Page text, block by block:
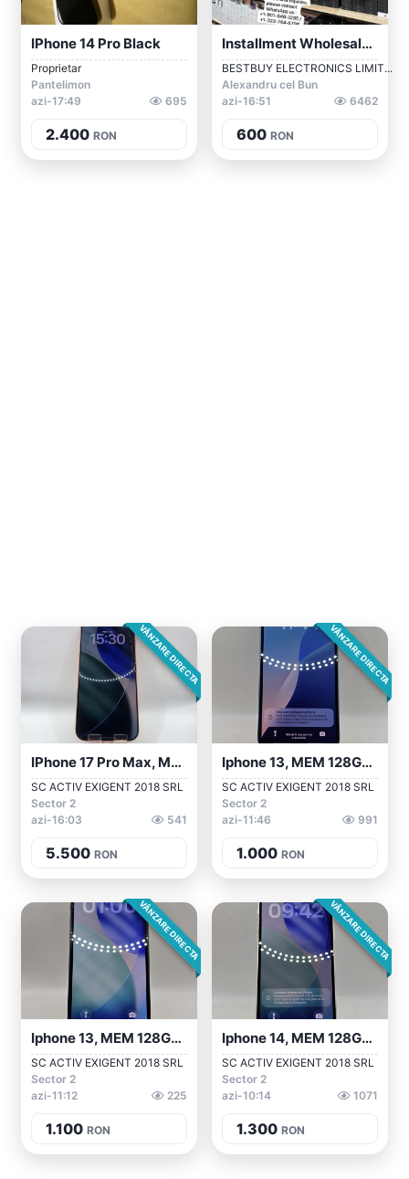
IPhone 14 Pro Black
Proprietar
Pantelimon
azi-17:49
695
2.400 RON
Installment Wholesale Suppliers Of IPhon...
BESTBUY ELECTRONICS LIMIT...
Alexandru cel Bun
azi-16:51
6462
600 RON
VÂNZARE DIRECTA
IPhone 17 Pro Max, Mem 256GB, Ram 12GB,...
SC ACTIV EXIGENT 2018 SRL
Sector 2
azi-16:03
541
5.500 RON
VÂNZARE DIRECTA
Iphone 13, MEM 128GB, RAM 4GB, Blue, Ama...
SC ACTIV EXIGENT 2018 SRL
Sector 2
azi-11:46
991
1.000 RON
VÂNZARE DIRECTA
Iphone 13, MEM 128GB, RAM 4GB, Green, Am...
SC ACTIV EXIGENT 2018 SRL
Sector 2
azi-11:12
225
1.100 RON
VÂNZARE DIRECTA
Iphone 14, MEM 128GB, RAM 6GB, White, Am...
SC ACTIV EXIGENT 2018 SRL
Sector 2
azi-10:14
1071
1.300 RON